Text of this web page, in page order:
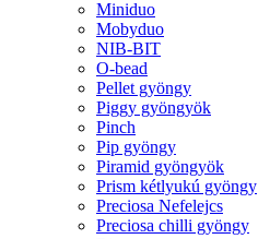
Miniduo
Mobyduo
NIB-BIT
O-bead
Pellet gyöngy
Piggy gyöngyök
Pinch
Pip gyöngy
Piramid gyöngyök
Prism kétlyukú gyöngy
Preciosa Nefelejcs
Preciosa chilli gyöngy